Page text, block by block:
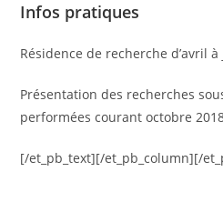
Infos pratiques
Résidence de recherche d’avril
Présentation des recherches
performées courant octobre
[/et_pb_text][/et_pb_column][/